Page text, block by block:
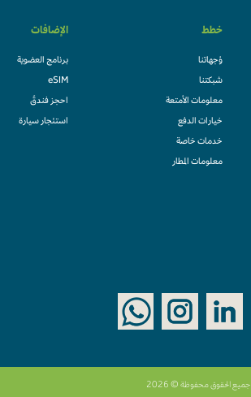
خطط
وُجهاتنا
شبكتنا
معلومات الأمتعة
خيارات الدفع
خدمات خاصة
معلومات المطار
الإضافات
برنامج العضوية
eSIM
احجز فندقً
استئجار سيارة
جميع الحقوق محفوظة © 2026